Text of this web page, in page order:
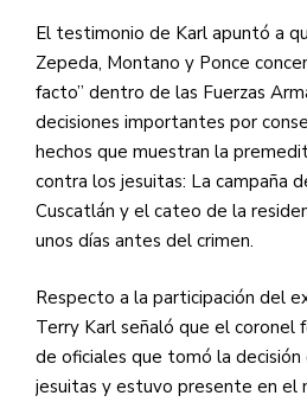
El testimonio de Karl apuntó a
Zepeda, Montano y Ponce
facto” dentro de las Fuerzas
decisiones importantes por
hechos que muestran la
contra los jesuitas: La campaña
Cuscatlán y el cateo de la
unos días antes del crimen.
Respecto a la participación del
Terry Karl señaló que el coronel
de oficiales que tomó la decisión
jesuitas y estuvo presente en el